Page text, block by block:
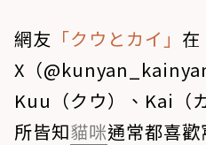
網友 「クウとカイ」 在
X（
Kuu（クウ）、Kai（
所皆知貓咪通常都喜